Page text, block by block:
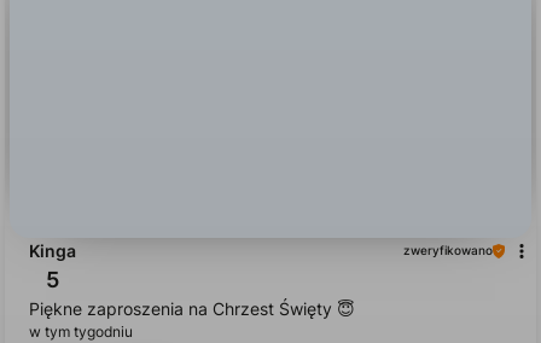
Kinga zweryfikowano
5
Piękne zaproszenia na Chrzest Święty 😇
w tym tygodniu